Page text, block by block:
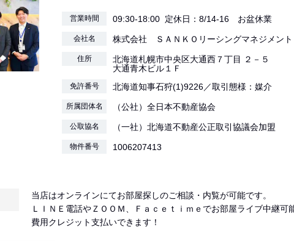
営業時間 09:30-18:00 定休日：8/14-16 お盆休業
会社名 株式会社 ＳＡＮＫＯリーシングマネジメント
住所
北海道札幌市中央区大通西７丁目 ２－５
大通青木ビル１Ｆ
免許番号 北海道知事石狩(1)9226／取引態様：媒介
所属団体名 （公社）全日本不動産協会
公取協名 （一社）北海道不動産公正取引協議会加盟
物件番号 1006207413
当店はオンラインにてお部屋探しのご相談・内覧が可能です。
ＬＩＮＥ電話やＺＯＯＭ、Ｆａｃｅｔｉｍｅでお部屋ライブ中継
費用クレジット支払いできます！